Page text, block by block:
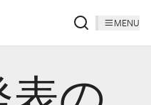
MENU